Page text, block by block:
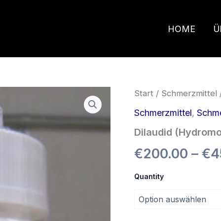
HOME
Start / Schmerzmittel
Schmerzmittel,
Dilaudid
€200.00 – €
Quantity
Dilaudid
Menge